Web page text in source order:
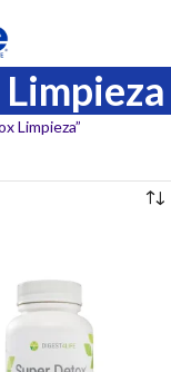
Limpieza”